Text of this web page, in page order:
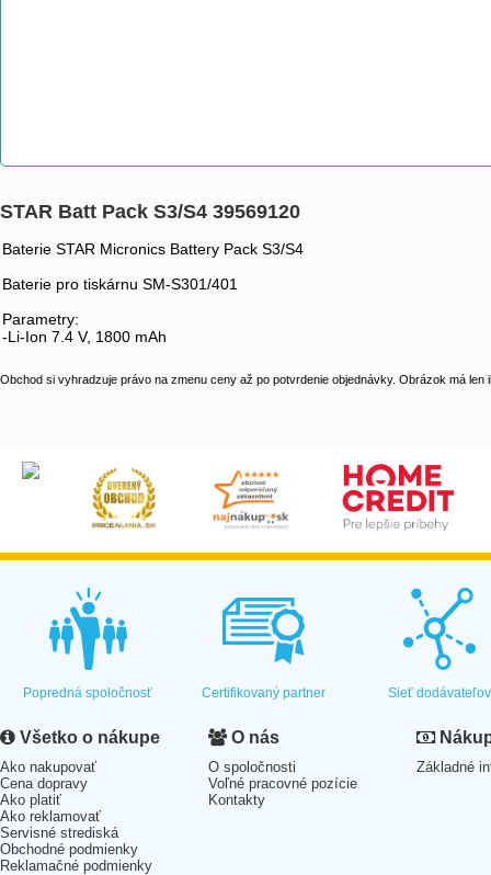
STAR Batt Pack S3/S4 39569120
Baterie STAR Micronics Battery Pack S3/S4
Baterie pro tiskárnu SM-S301/401
Parametry:
-Li-Ion 7.4 V, 1800 mAh
Obchod si vyhradzuje právo na zmenu ceny až po potvrdenie objednávky. Obrázok má len
Popredná spoločnosť Certifikovaný partner Sieť dodávateľov
Všetko o nákupe
Ako nakupovať
Cena dopravy
Ako platiť
Ako reklamovať
Servisné strediská
Obchodné podmienky
Reklamačné podmienky
O nás
O spoločnosti
Voľné pracovné pozície
Kontakty
Základné